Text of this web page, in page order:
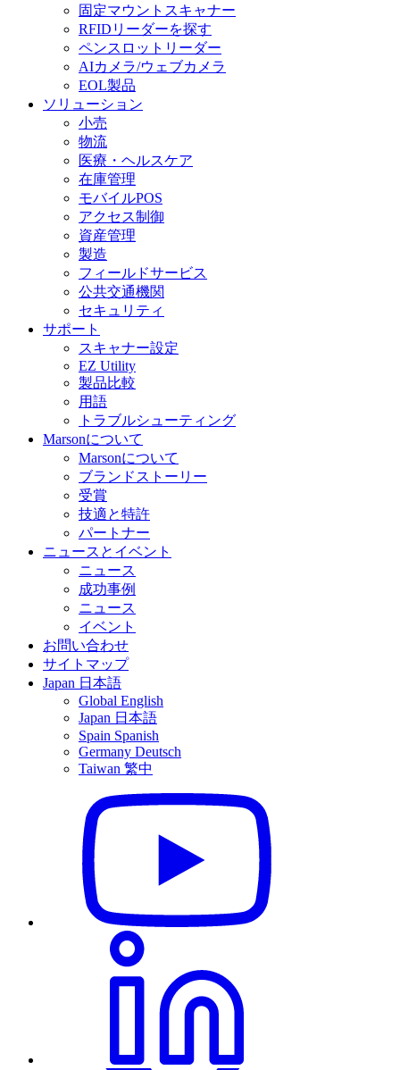
固定マウントスキャナー
RFIDリーダーを探す
ペンスロットリーダー
AIカメラ/ウェブカメラ
EOL製品
ソリューション
小売
物流
医療・ヘルスケア
在庫管理
モバイルPOS
アクセス制御
資産管理
製造
フィールドサービス
公共交通機関
セキュリティ
サポート
スキャナー設定
EZ Utility
製品比較
用語
トラブルシューティング
Marsonについて
Marsonについて
ブランドストーリー
受賞
技適と特許
パートナー
ニュースとイベント
ニュース
成功事例
ニュース
イベント
お問い合わせ
サイトマップ
Japan 日本語
Global English
Japan 日本語
Spain Spanish
Germany Deutsch
Taiwan 繁中